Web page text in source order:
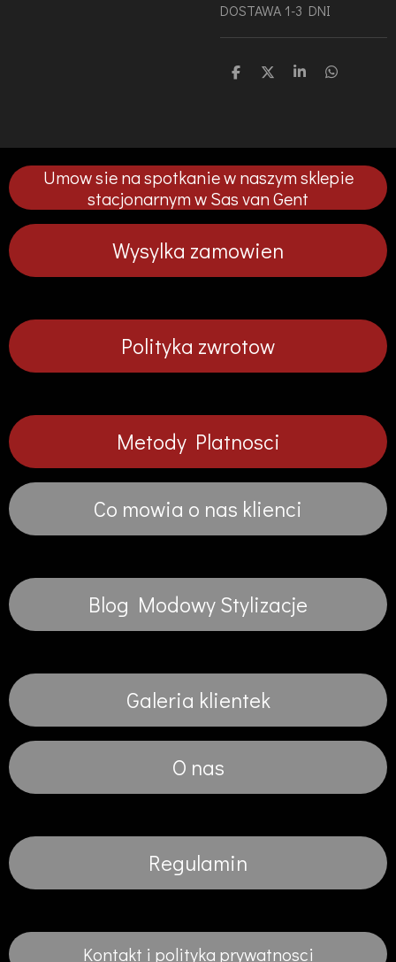
DOSTAWA 1-3 DNI
U
ę
p
n
j
U
ę
p
n
j
U
ę
p
n
j
U
ę
p
n
i
Umow sie na spotkanie w naszym sklepie
stacjonarnym w Sas van Gent
Wysylka zamowien
Polityka zwrotow
Metody Platnosci
Co mowia o nas klienci
Blog Modowy Stylizacje
Galeria klientek
O nas
Regulamin
Kontakt i polityka prywatnosci